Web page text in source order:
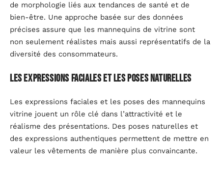
de morphologie liés aux tendances de santé et de
bien-être. Une approche basée sur des données
précises assure que les mannequins de vitrine sont
non seulement réalistes mais aussi représentatifs de la
diversité des consommateurs.
Les expressions faciales et les poses naturelles
Les expressions faciales et les poses des mannequins
vitrine jouent un rôle clé dans l’attractivité et le
réalisme des présentations. Des poses naturelles et
des expressions authentiques permettent de mettre en
valeur les vêtements de manière plus convaincante.